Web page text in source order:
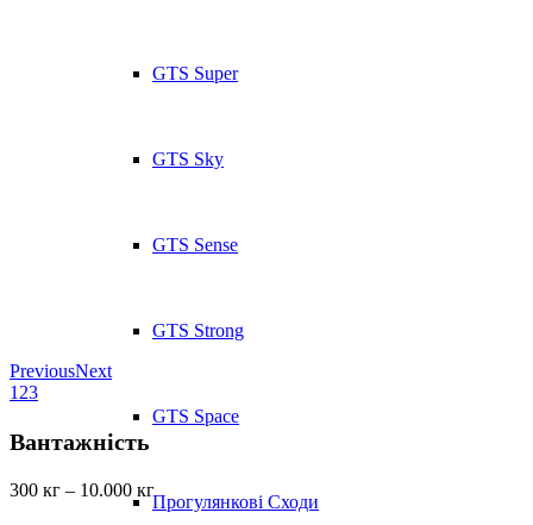
GTS Super
GTS Sky
GTS Sense
GTS Strong
GTS Space
Прогулянкові Сходи
PreviousNext
1 23
Вантажність
300 кг – 10.000 кг